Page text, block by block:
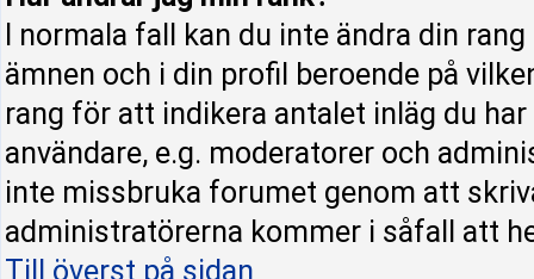
I normala fall kan du inte ändra din
ämnen och i din profil beroende på
rang för att indikera antalet inläg du
användare, e.g. moderatorer och
inte missbruka forumet genom att
administratörerna kommer i såfall att
Till överst på sidan